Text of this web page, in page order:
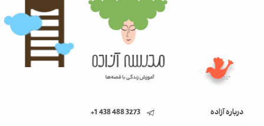
درباره آزاده
3273 488 438 1+